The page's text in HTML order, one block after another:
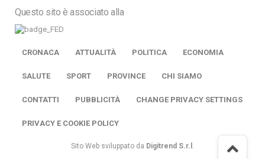
Questo sito è associato alla
CRONACA ATTUALITÀ POLITICA ECONOMIA
SALUTE SPORT PROVINCE CHI SIAMO
CONTATTI PUBBLICITÀ CHANGE PRIVACY SETTINGS
PRIVACY E COOKIE POLICY
Sito Web sviluppato da Digitrend S.r.l .